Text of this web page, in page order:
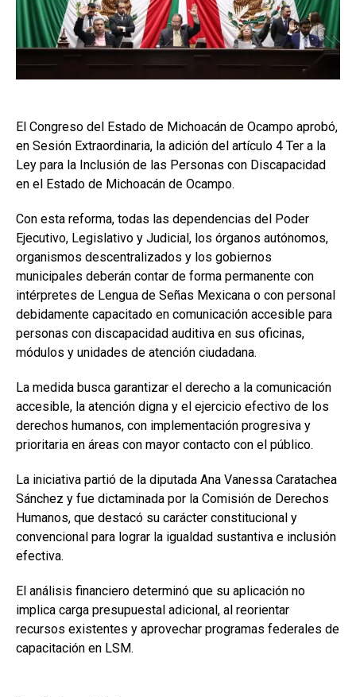
El Congreso del Estado de Michoacán de Ocampo aprobó,
en Sesión Extraordinaria, la adición del artículo 4 Ter a la
Ley para la Inclusión de las Personas con Discapacidad
en el Estado de Michoacán de Ocampo.
Con esta reforma, todas las dependencias del Poder
Ejecutivo, Legislativo y Judicial, los órganos autónomos,
organismos descentralizados y los gobiernos
municipales deberán contar de forma permanente con
intérpretes de Lengua de Señas Mexicana o con personal
debidamente capacitado en comunicación accesible para
personas con discapacidad auditiva en sus oficinas,
módulos y unidades de atención ciudadana.
La medida busca garantizar el derecho a la comunicación
accesible, la atención digna y el ejercicio efectivo de los
derechos humanos, con implementación progresiva y
prioritaria en áreas con mayor contacto con el público.
La iniciativa partió de la diputada Ana Vanessa Caratachea
Sánchez y fue dictaminada por la Comisión de Derechos
Humanos, que destacó su carácter constitucional y
convencional para lograr la igualdad sustantiva e inclusión
efectiva.
El análisis financiero determinó que su aplicación no
implica carga presupuestal adicional, al reorientar
recursos existentes y aprovechar programas federales de
capacitación en LSM.